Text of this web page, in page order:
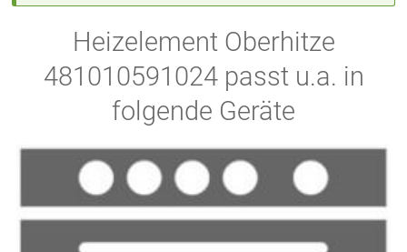
Heizelement Oberhitze
481010591024 passt u.a. in
folgende Geräte